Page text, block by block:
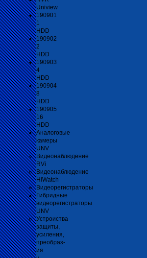
Uniview
190901
1
HDD
190902
2
HDD
190903
4
HDD
190904
8
HDD
190905
16
HDD
Аналоговые
камеры
UNV
Видеонаблюдение
RVi
Видеонаблюдение
HiWatch
Видеорегистраторы
Гибридные
видеорегистраторы
UNV
Устроиства
защиты,
усиления,
преобраз-
ия